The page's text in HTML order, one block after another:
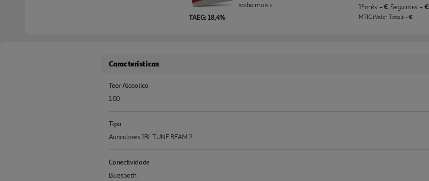
TAEG: 18,4%
saiba mais > 1º mês: - € Seguintes: - €
MTIC (Valor Total):- €
Características
Teor Alcoolico
1.00
Tipo
Auriculares JBL TUNE BEAM 2
Conectividade
Bluetooth